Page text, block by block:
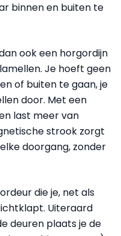
binnen en buiten te
ook een horgordijn
Je hoeft geen
of buiten te gaan, je
door. Met een
last meer van
strook zorgt
doorgang, zonder
die je, net als
Uiteraard
deuren plaats je de